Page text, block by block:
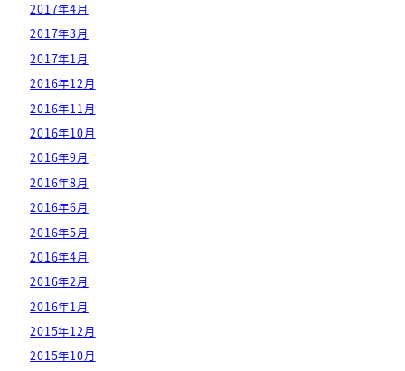
2017年4月
2017年3月
2017年1月
2016年12月
2016年11月
2016年10月
2016年9月
2016年8月
2016年6月
2016年5月
2016年4月
2016年2月
2016年1月
2015年12月
2015年10月